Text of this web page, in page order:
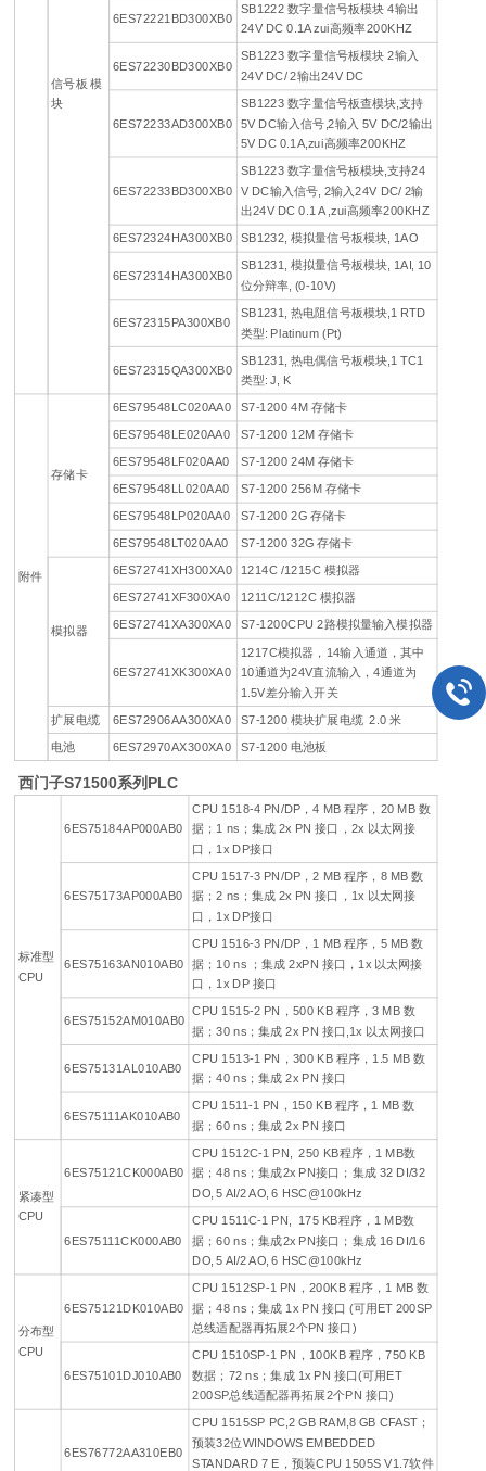
信号板 模
块
6ES72221BD300XB0
SB1222 数字量信号板模块 4输出
24V DC 0.1A zui高频率200KHZ
6ES72230BD300XB0
SB1223 数字量信号板模块 2输入
24V DC/ 2输出24V DC
6ES72233AD300XB0
SB1223 数字量信号板查模块,支持
5V DC输入信号,2输入 5V DC/2输出
5V DC 0.1A,zui高频率200KHZ
6ES72233BD300XB0
SB1223 数字量信号板模块,支持24
V DC输入信号, 2输入24V DC/ 2输
出24V DC 0.1 A ,zui高频率200KHZ
6ES72324HA300XB0
SB1232, 模拟量信号板模块, 1AO
6ES72314HA300XB0
SB1231, 模拟量信号板模块, 1AI, 10
位分辩率, (0-10V)
6ES72315PA300XB0
SB1231, 热电阻信号板模块,1 RTD
类型: Platinum (Pt)
6ES72315QA300XB0
SB1231, 热电偶信号板模块,1 TC1
类型: J, K
附件
存储卡
6ES79548LC020AA0
S7-1200 4M 存储卡
6ES79548LE020AA0
S7-1200 12M 存储卡
6ES79548LF020AA0
S7-1200 24M 存储卡
6ES79548LL020AA0
S7-1200 256M 存储卡
6ES79548LP020AA0
S7-1200 2G 存储卡
6ES79548LT020AA0 S7-1200 32G 存储卡
模拟器
6ES72741XH300XA0 1214C /1215C 模拟器
6ES72741XF300XA0
1211C/1212C 模拟器
6ES72741XA300XA0
S7-1200CPU 2路模拟量输入模拟器
6ES72741XK300XA0
1217C模拟器，14输入通道，其中
10通道为24V直流输入，4通道为
1.5V差分输入开关
扩展电缆
6ES72906AA300XA0
S7-1200 模块扩展电缆 2.0 米
电池
6ES72970AX300XA0 S7-1200 电池板
西门子S71500系列PLC
标准型
CPU
6ES75184AP000AB0
CPU 1518-4 PN/DP，4 MB 程序，20 MB 数
据；1 ns；集成 2x PN 接口，2x 以太网接
口，1x DP接口
6ES75173AP000AB0
CPU 1517-3 PN/DP，2 MB 程序，8 MB 数
据；2 ns；集成 2x PN 接口，1x 以太网接
口，1x DP接口
6ES75163AN010AB0
CPU 1516-3 PN/DP，1 MB 程序，5 MB 数
据；10 ns ；集成 2xPN 接口，1x 以太网接
口，1x DP 接口
6ES75152AM010AB0
CPU 1515-2 PN，500 KB 程序，3 MB 数
据；30 ns；集成 2x PN 接口,1x 以太网接口
6ES75131AL010AB0
CPU 1513-1 PN，300 KB 程序，1.5 MB 数
据；40 ns；集成 2x PN 接口
6ES75111AK010AB0
CPU 1511-1 PN，150 KB 程序，1 MB 数
据；60 ns；集成 2x PN 接口
紧凑型
CPU
6ES75121CK000AB0
CPU 1512C-1 PN, 250 KB程序，1 MB数
据；48 ns；集成2x PN接口；集成 32 DI/32
DO, 5 AI/2 AO, 6 HSC@100kHz
6ES75111CK000AB0
CPU 1511C-1 PN, 175 KB程序，1 MB数
据；60 ns；集成2x PN接口；集成 16 DI/16
DO, 5 AI/2 AO, 6 HSC@100kHz
分布型
CPU
6ES75121DK010AB0
CPU 1512SP-1 PN，200KB 程序，1 MB 数
据；48 ns；集成 1x PN 接口 (可用ET 200SP
总线适配器再拓展2个PN 接口)
6ES75101DJ010AB0
CPU 1510SP-1 PN，100KB 程序，750 KB
数据；72 ns；集成 1x PN 接口(可用ET
200SP总线适配器再拓展2个PN 接口)
6ES76772AA310EB0
CPU 1515SP PC,2 GB RAM,8 GB CFAST；
预装32位WINDOWS EMBEDDED
STANDARD 7 E，预装CPU 1505S V1.7软件